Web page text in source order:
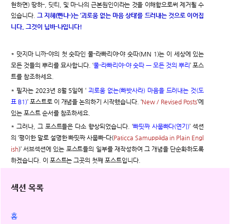
현하면) 땅하-, 딧티, 및 마-나의 근본원인이라는 것을 이해함으로써 제거될 수
있습니다. 그 지혜(빤냐-)는 ‘괴로움 없는 마음 상태’를 드러내는 것으로 이어집
니다. 그것이 닙바-나입니다!
* 맛지마 니까-야의 첫 숫따인 물-라빠리야-야 숫따(MN 1)는 이 세상에 있는
모든 것들의 뿌리를 묘사합니다. ‘물-라빠리야-야 숫따 ㅡ 모든 것의 뿌리’ 포스
트를 참조하세요.
* 필자는 2023년 8월 5일에 ‘괴로움 없는(빠밧사라) 마음을 드러내는 것(도
표 B1)’ 포스트로 이 개념을 논의하기 시작했습니다. ‘New / Revised Posts’에
있는 포스트 순서를 참조하세요.
* 그러나, 그 포스트들은 다소 향상되었습니다. ‘빠띳짜 사뭅빠다(연기)’ 섹션
의 ‘평이한 말로 설명한 빠띳짜 사뭅빠-다(Paṭicca Samuppāda in Plain Engl
ish)’ 서브섹션에 있는 포스트들의 일부를 재작성하여 그 개념을 단순화하도록
하겠습니다. 이 포스트는 그곳의 첫째 포스트입니다.
섹션 목록
홈